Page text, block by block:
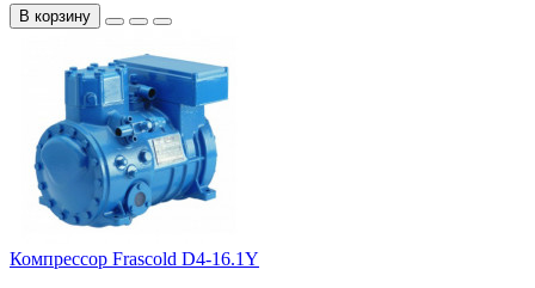
В корзину
Компрессор Frascold D4-16.1Y